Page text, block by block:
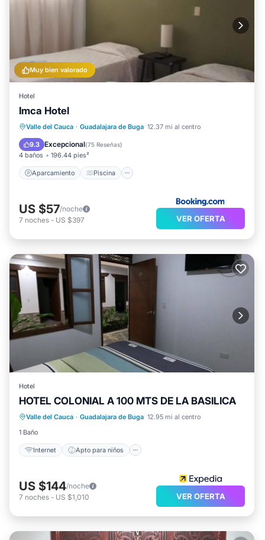
Muy bien valorado
Hotel
Imca Hotel
Valle del Cauca · Guadalajara de Buga 12.37 mi al centro
9.3 Excepcional(75 Reseñas)
4 baños 196.44 pies²
Aparcamiento Piscina
Aparcamiento Piscina
Vistas
Internet
US $57/noche
7 noches - US $397 VER OFERTA
Hotel
HOTEL COLONIAL A 100 MTS DE LA BASILICA
Valle del Cauca · Guadalajara de Buga 12.95 mi al centro
1 Baño
Internet Apto para niños
Internet Apto para niños
TV
Servicios para huéspedes
US $144/noche
7 noches - US $1,010 VER OFERTA